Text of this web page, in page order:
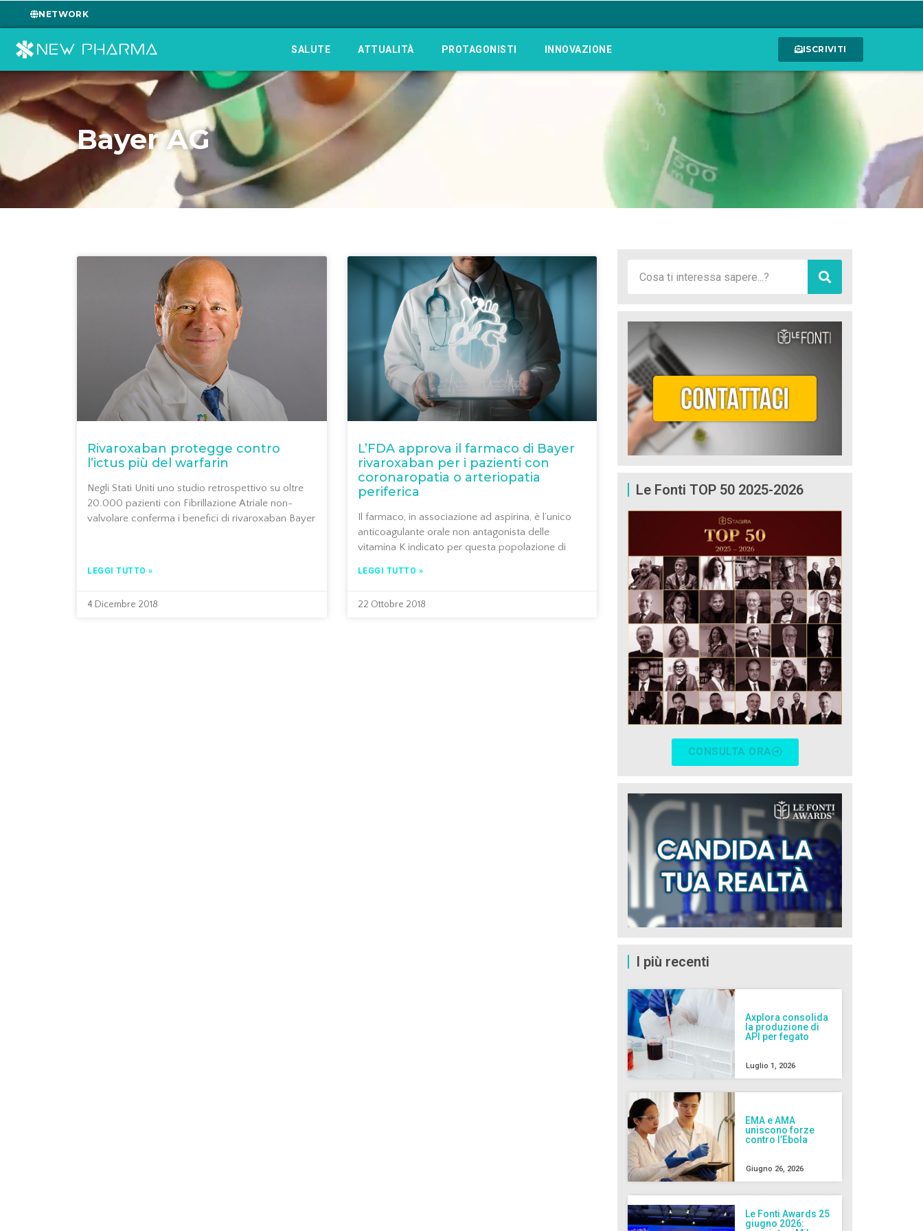
NETWORK
SALUTE ATTUALITÀ PROTAGONISTI INNOVAZIONE ISCRIVITI
Bayer AG
Rivaroxaban protegge contro
l’ictus più del warfarin
Negli Stati Uniti uno studio retrospettivo su oltre
20.000 pazienti con Fibrillazione Atriale non-
valvolare conferma i benefici di rivaroxaban Bayer
LEGGI TUTTO »
4 Dicembre 2018
L’FDA approva il farmaco di Bayer
rivaroxaban per i pazienti con
coronaropatia o arteriopatia
periferica
Il farmaco, in associazione ad aspirina, è l’unico
anticoagulante orale non antagonista delle
vitamina K indicato per questa popolazione di
LEGGI TUTTO »
22 Ottobre 2018
Le Fonti TOP 50 2025-2026
CONSULTA ORA
I più recenti
Axplora consolida
la produzione di
API per fegato
Luglio 1, 2026
EMA e AMA
uniscono forze
contro l’Ebola
Giugno 26, 2026
Le Fonti Awards 25
giugno 2026: